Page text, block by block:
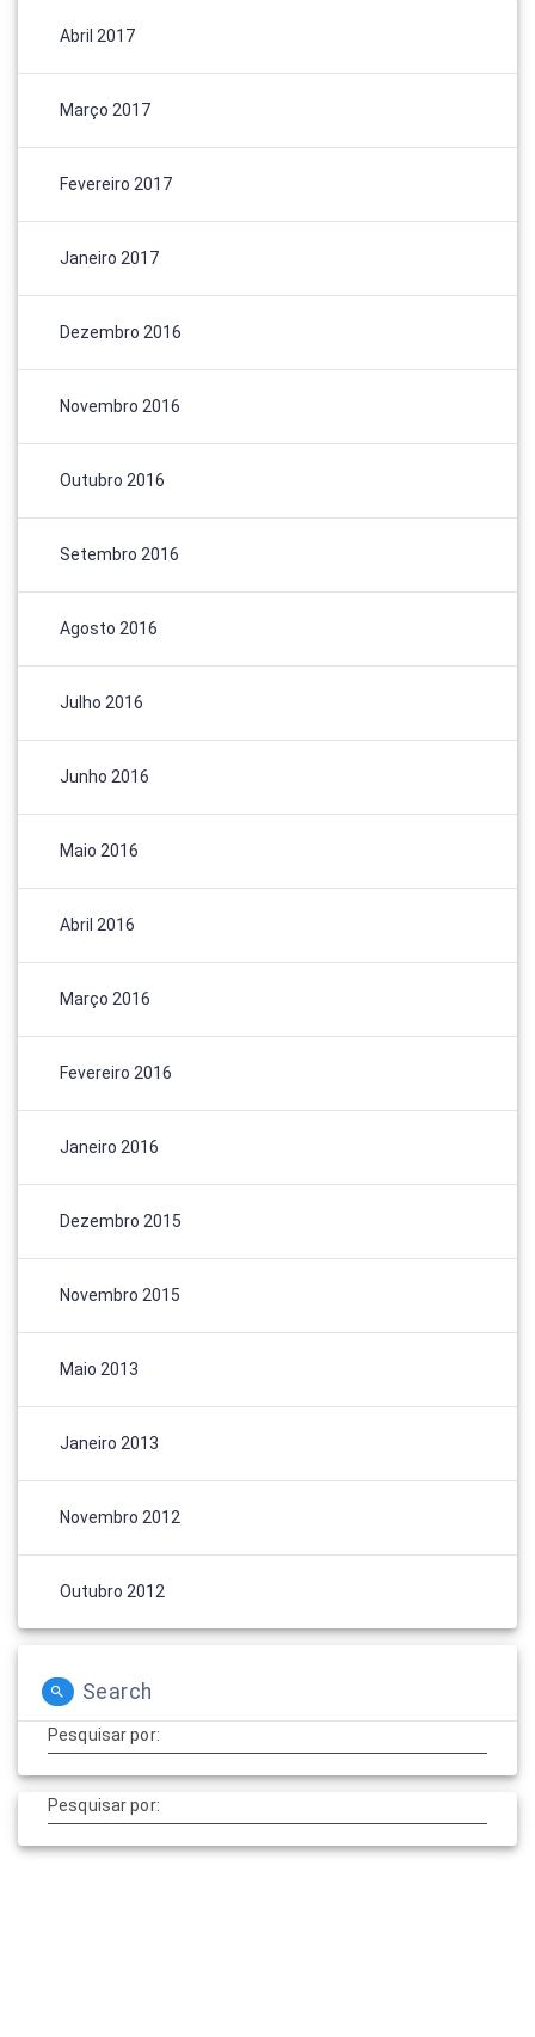
Abril 2017
Março 2017
Fevereiro 2017
Janeiro 2017
Dezembro 2016
Novembro 2016
Outubro 2016
Setembro 2016
Agosto 2016
Julho 2016
Junho 2016
Maio 2016
Abril 2016
Março 2016
Fevereiro 2016
Janeiro 2016
Dezembro 2015
Novembro 2015
Maio 2013
Janeiro 2013
Novembro 2012
Outubro 2012
Search
Pesquisar por:
Pesquisar por: